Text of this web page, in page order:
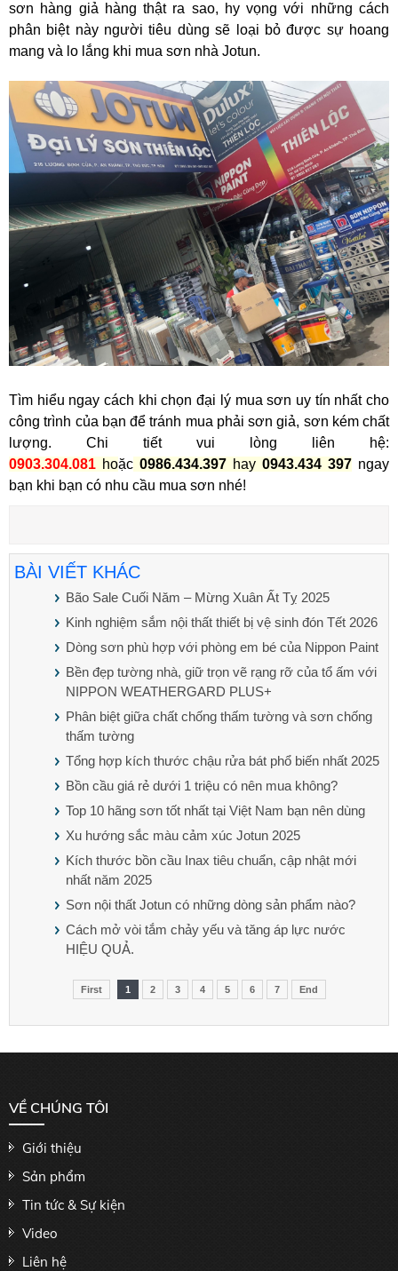
sơn hàng giả hàng thật ra sao, hy vọng với những cách
phân biệt này người tiêu dùng sẽ loại bỏ được sự hoang
mang và lo lắng khi mua sơn nhà Jotun.
Tìm hiểu ngay cách khi chọn đại lý mua sơn uy tín nhất cho
công trình của bạn để tránh mua phải sơn giả, sơn kém chất
lượng. Chi tiết vui lòng liên hệ:
0903.304.081 hoặc 0986.434.397 hay 0943.434 397 ngay
bạn khi bạn có nhu cầu mua sơn nhé!
BÀI VIẾT KHÁC
Bão Sale Cuối Năm – Mừng Xuân Ất Tỵ 2025
Kinh nghiệm sắm nội thất thiết bị vệ sinh đón Tết 2026
Dòng sơn phù hợp với phòng em bé của Nippon Paint
Bền đẹp tường nhà, giữ trọn vẽ rạng rỡ của tổ ấm với
NIPPON WEATHERGARD PLUS+
Phân biệt giữa chất chống thấm tường và sơn chống
thấm tường
Tổng hợp kích thước chậu rửa bát phổ biến nhất 2025
Bồn cầu giá rẻ dưới 1 triệu có nên mua không?
Top 10 hãng sơn tốt nhất tại Việt Nam bạn nên dùng
Xu hướng sắc màu cảm xúc Jotun 2025
Kích thước bồn cầu Inax tiêu chuẩn, cập nhật mới
nhất năm 2025
Sơn nội thất Jotun có những dòng sản phẩm nào?
Cách mở vòi tắm chảy yếu và tăng áp lực nước
HIỆU QUẢ.
First 1 2 3 4 5 6 7 End
VỀ CHÚNG TÔI
Giới thiệu
Sản phẩm
Tin tức & Sự kiện
Video
Liên hệ